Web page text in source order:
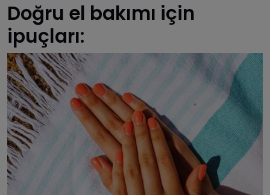
Doğru el bakımı için
ipuçları: